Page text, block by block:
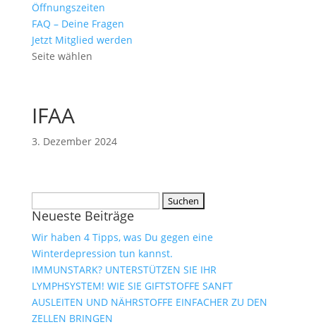
Öffnungszeiten
FAQ – Deine Fragen
Jetzt Mitglied werden
Seite wählen
IFAA
3. Dezember 2024
nach:
Neueste Beiträge
Wir haben 4 Tipps, was Du gegen eine
Winterdepression tun kannst.
IMMUNSTARK? UNTERSTÜTZEN SIE IHR
LYMPHSYSTEM! WIE SIE GIFTSTOFFE SANFT
AUSLEITEN UND NÄHRSTOFFE EINFACHER ZU DEN
ZELLEN BRINGEN